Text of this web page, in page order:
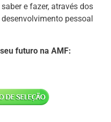
e fazer, através dos
pessoal
futuro na AMF: